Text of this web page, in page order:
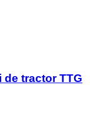
de tractor TTG